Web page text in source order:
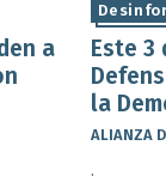
a
Este 3
la
ALIANZA
.